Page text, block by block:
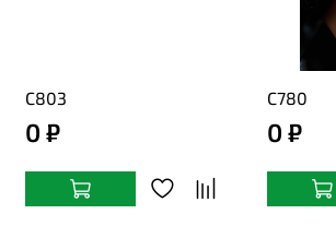
С803
0 ₽
С780
0 ₽